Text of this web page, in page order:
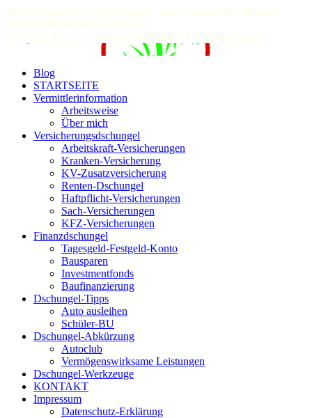
Willkommen beim Versicherungs- und Finanzmakler Michael
Ronnefeldt in Witten und Wetter
Ihr Scout durch den Versicherungs- und Finanzdschungel
Blog
STARTSEITE
Vermittlerinformation
Arbeitsweise
Über mich
Versicherungsdschungel
Arbeitskraft-Versicherungen
Kranken-Versicherung
KV-Zusatzversicherung
Renten-Dschungel
Haftpflicht-Versicherungen
Sach-Versicherungen
KFZ-Versicherungen
Finanzdschungel
Tagesgeld-Festgeld-Konto
Bausparen
Investmentfonds
Baufinanzierung
Dschungel-Tipps
Auto ausleihen
Schüler-BU
Dschungel-Abkürzung
Autoclub
Vermögenswirksame Leistungen
Dschungel-Werkzeuge
KONTAKT
Impressum
Datenschutz-Erklärung